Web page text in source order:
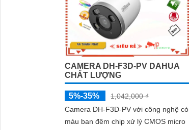
CAMERA DH-F3D-PV DAHUA
CHẤT LƯỢNG
5%-35%
1,042,000 ₫
Camera DH-F3D-PV với công nghệ có
màu ban đêm chip xử lý CMOS micro